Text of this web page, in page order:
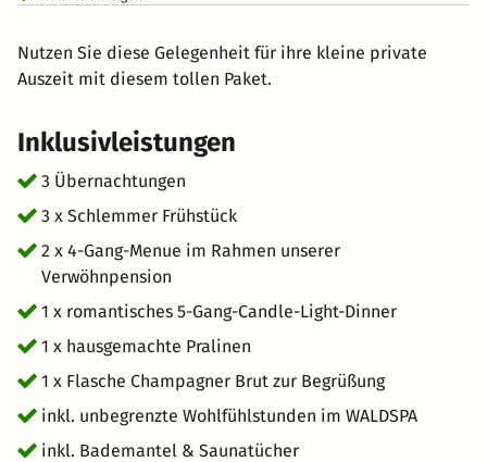
Nutzen Sie diese Gelegenheit für ihre kleine private
Auszeit mit diesem tollen Paket.
Inklusivleistungen
3 Übernachtungen
3 x Schlemmer Frühstück
2 x 4-Gang-Menue im Rahmen unserer
Verwöhnpension
1 x romantisches 5-Gang-Candle-Light-Dinner
1 x hausgemachte Pralinen
1 x Flasche Champagner Brut zur Begrüßung
inkl. unbegrenzte Wohlfühlstunden im WALDSPA
inkl. Bademantel & Saunatücher